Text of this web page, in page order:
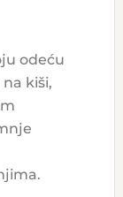
odeću
kiši,